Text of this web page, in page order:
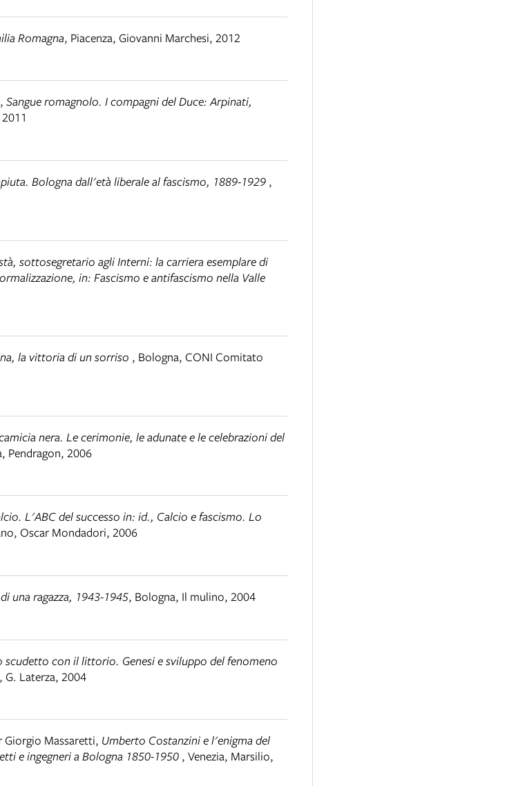
Romagna, Piacenza, Giovanni Marchesi, 2012
, Sangue romagnolo. I compagni del Duce: Arpinati,
Bologna dall'età liberale al fascismo, 1889-1929 ,
sottosegretario agli Interni: la carriera esemplare di
in: Fascismo e antifascismo nella Valle
la vittoria di un sorriso , Bologna, CONI Comitato
nera. Le cerimonie, le adunate e le celebrazioni del
, Pendragon, 2006
L'ABC del successo in: id., Calcio e fascismo. Lo
, Oscar Mondadori, 2006
una ragazza, 1943-1945, Bologna, Il mulino, 2004
scudetto con il littorio. Genesi e sviluppo del fenomeno
, G. Laterza, 2004
Giorgio Massaretti, Umberto Costanzini e l'enigma del
e ingegneri a Bologna 1850-1950 , Venezia, Marsilio,